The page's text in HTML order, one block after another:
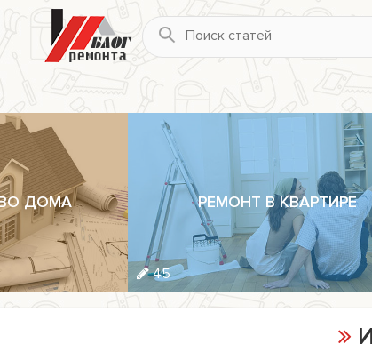
ДОМА РЕМОНТ В КВАРТИРЕ
45